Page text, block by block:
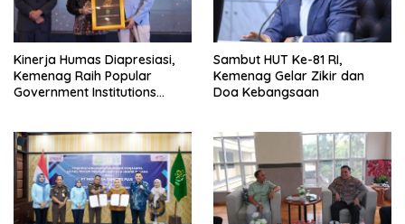
Kinerja Humas Diapresiasi,
Kemenag Raih Popular
Government Institutions
Sambut HUT Ke-81 RI,
Kemenag Gelar Zikir dan
Doa Kebangsaan